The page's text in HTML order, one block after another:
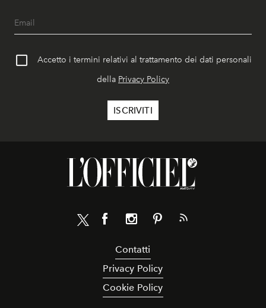
Accetto i termini relativi al trattamento dei dati personali
della Privacy Policy
Contatti
Privacy Policy
Cookie Policy